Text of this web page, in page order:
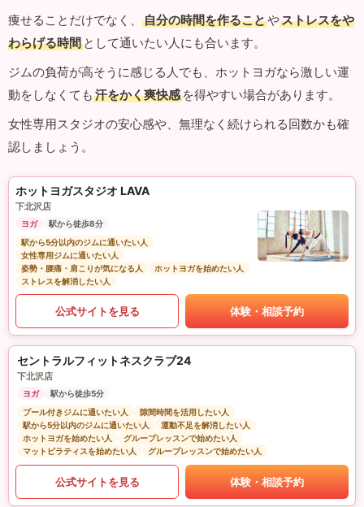
痩せることだけでなく、
自分の時間を作ることやストレスをや
わらげる時間 として通いたい人にも合います。
ジムの負荷が高そうに感じる人でも、ホットヨガなら激しい運
動をしなくても 汗をかく爽快感 を得やすい場合があります。
女性専用スタジオの安心感や、無理なく続けられる回数かも確
認しましょう。
ホットヨガスタジオ LAVA
下北沢店
ヨガ
駅から徒歩8分
駅から5分以内のジムに通いたい人
女性専用ジムに通いたい人
姿勢・腰痛・肩こりが気になる人
ホットヨガを始めたい人
ストレスを解消したい人
公式サイトを見る 体験・相談予約
セントラルフィットネスクラブ24
下北沢店
ヨガ
駅から徒歩5分
プール付きジムに通いたい人
隙間時間を活用したい人
駅から5分以内のジムに通いたい人
運動不足を解消したい人
ホットヨガを始めたい人
グループレッスンで始めたい人
マットピラティスを始めたい人
グループレッスンで始めたい人
公式サイトを見る 体験・相談予約